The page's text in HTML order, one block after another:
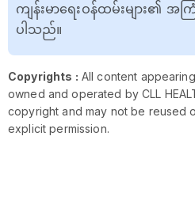
ကျန်းမာရေးဝန်ထမ်းများ၏
ပါသည်။
Copyrights : All content
owned and operated by CLL
copyright and may not be reused
explicit permission.